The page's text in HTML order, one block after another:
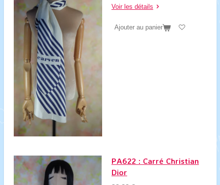
Voir les détails
Ajouter au panier
PA622 : Carré Christian
Dior